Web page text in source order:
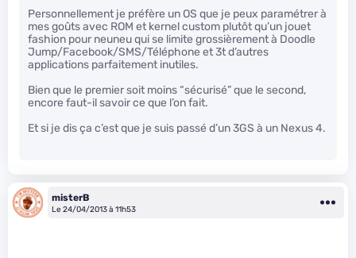
Personnellement je préfère un OS que je peux paramétrer à
mes goûts avec ROM et kernel custom plutôt qu’un jouet
fashion pour neuneu qui se limite grossièrement à Doodle
Jump/Facebook/SMS/Téléphone et 3t d’autres
applications parfaitement inutiles.
Bien que le premier soit moins “sécurisé” que le second,
encore faut-il savoir ce que l’on fait.
Et si je dis ça c’est que je suis passé d’un 3GS à un Nexus 4.
misterB
Le 24/04/2013 à 11h53